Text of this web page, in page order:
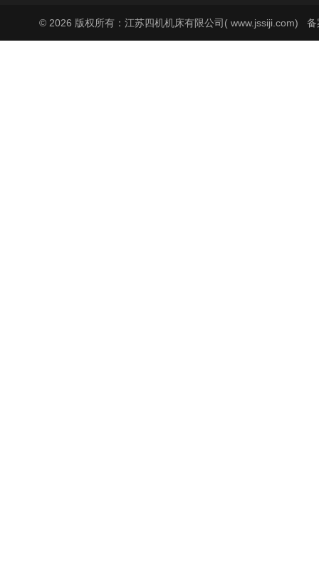
© 2026 版权所有：江苏四机机床有限公司( www.jssiji.com) 备